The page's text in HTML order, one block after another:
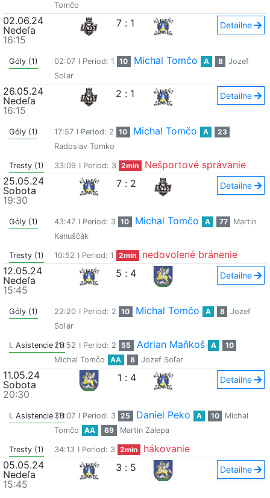
Tomčo
02.06.24
Nedeľa
16:15
7 : 1 Detailne
Góly (1) 02:07 I Period: 1 10 Michal Tomčo A 8
Jozef
Soľar
26.05.24
Nedeľa
16:15
2 : 1 Detailne
Góly (1) 17:57 I Period: 2 10 Michal Tomčo A
23
Radoslav Tomko
Tresty (1) 33:09 I Period: 3 2min
Nešportové správanie
25.05.24
Sobota
19:30
7 : 2 Detailne
Góly (1) 43:47 I Period: 3 10 Michal Tomčo A 77
Martin
Kanuščák
Tresty (1) 10:52 I Period: 1 2min
nedovolené bránenie
12.05.24
Nedeľa
15:45
5 : 4 Detailne
Góly (1) 22:20 I Period: 2 10 Michal Tomčo A 8
Jozef
Soľar
I. Asistencie (1)25:52 I Period: 2 55 Adrian Maňkoš A
10
Michal Tomčo
AA 8 Jozef Soľar
11.05.24
Sobota
20:30
1 : 4 Detailne
I. Asistencie (1)33:07 I Period: 3 25 Daniel Peko A 10
Michal
Tomčo
AA 69 Martin Zalepa
Tresty (1) 34:13 I Period: 3 2min
hákovanie
05.05.24
Nedeľa
15:45
3 : 5 Detailne